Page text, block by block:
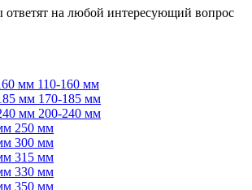
на любой интересующий вопрос
110-160 мм
170-185 мм
200-240 мм
250 мм
300 мм
315 мм
330 мм
350 мм